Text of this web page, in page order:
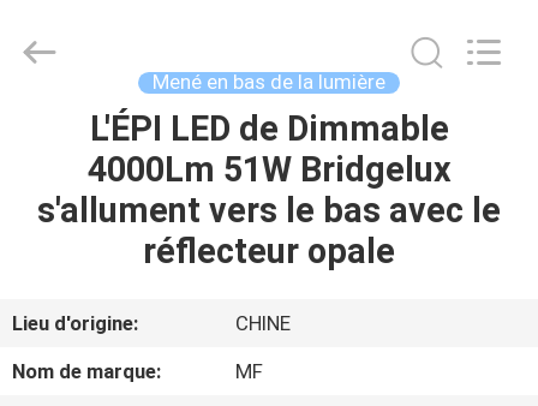
MAISON
PRODUITS
A
Ming
Feng
Mené en bas de la lumière
L'ÉPI LED de Dimmable
4000Lm 51W Bridgelux
s'allument vers le bas avec le
réflecteur opale
Lieu d'origine:
CHINE
Nom de marque:
MF